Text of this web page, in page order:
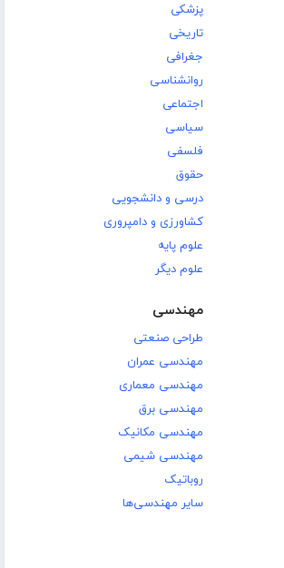
پزشکی
تاریخی
جغرافی
روانشناسی
اجتماعی
سیاسی
فلسفی
حقوق
درسی و دانشجویی
کشاورزی و دامپروری
علوم پایه
علوم دیگر
مهندسی
طراحی صنعتی
مهندسی عمران
مهندسی معماری
مهندسی برق
مهندسی مکانیک
مهندسی شیمی
روباتیک
سایر مهندسی‌ها